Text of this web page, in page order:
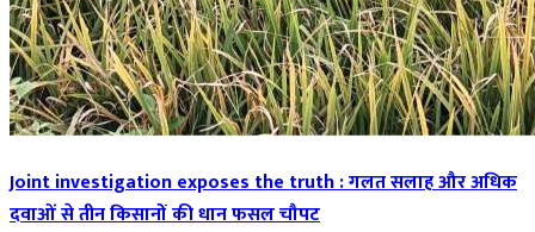
Joint investigation exposes the truth : गलत सलाह और अधिक
दवाओं से तीन किसानों की धान फसल चौपट